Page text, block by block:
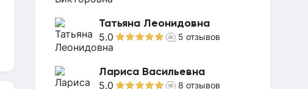
Татьяна Леонидовна
5.0 5 отзывов
Лариса Васильевна
5.0 8 отзывов